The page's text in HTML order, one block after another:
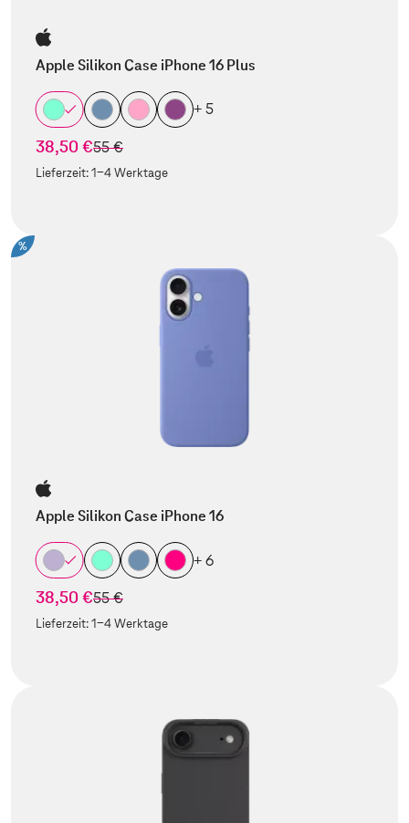
Apple Silikon Case iPhone 16 Plus
+ 5
38,50 €statt
55 €
Lieferzeit:1-4 Werktage
%
Apple Silikon Case iPhone 16
+ 6
38,50 €statt
55 €
Lieferzeit:1-4 Werktage